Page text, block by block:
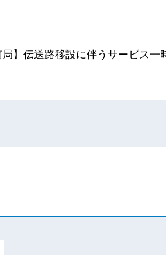
】伝送路移設に伴うサービス一